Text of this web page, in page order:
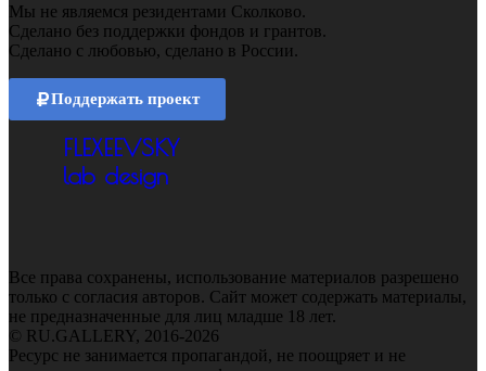
Мы не являемся резидентами Сколково.
Сделано без поддержки фондов и грантов.
Сделано с любовью, сделано в России.
Поддержать проект
FLEXEEVSKY
lab design
Все права сохранены, использование материалов разрешено
только с согласия авторов. Сайт может содержать материалы,
не предназначенные для лиц младше 18 лет.
© RU.GALLERY, 2016-2026
Ресурс не занимается пропагандой, не поощряет и не